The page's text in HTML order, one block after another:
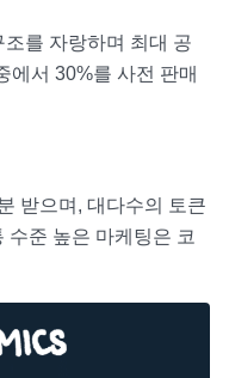
를 자랑하며 최대 공
에서 30%를 사전 판매
받으며, 대다수의 토큰
수준 높은 마케팅은 코